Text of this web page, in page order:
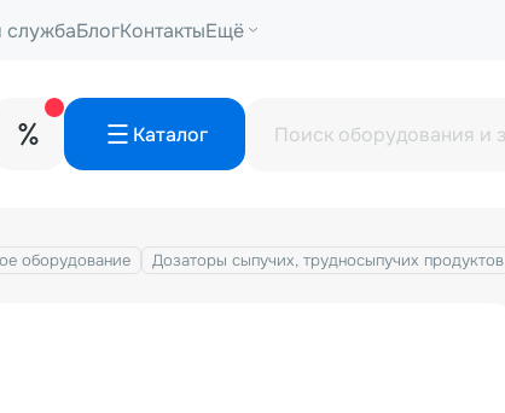
службаБлогКонтактыЕщё
Каталог
оборудование Дозаторы сыпучих, трудносыпучих продуктов